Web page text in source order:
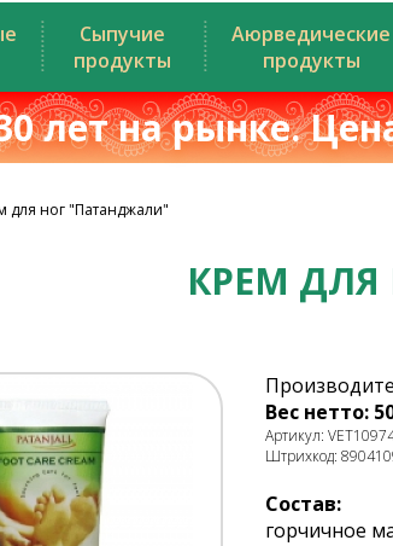
Сыпучие
продукты
Аюрведические
продукты
лет на рынке.
для ног "Патанджали"
КРЕМ
Вес нетто:
Артикул:
Штрихкод:
Состав:
горчичное